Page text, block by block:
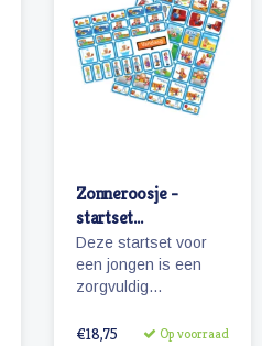
Zonneroosje -
startset
pictogrammen
jongen
Deze startset voor
een jongen is een
zorgvuldig
met 68 magnetische
€18,75 Op voorraad